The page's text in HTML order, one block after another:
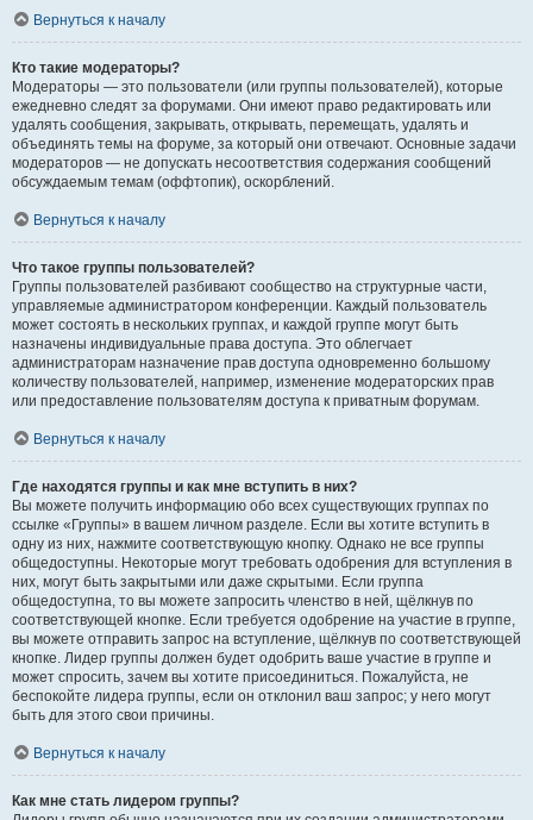
Вернуться к началу
Кто такие модераторы?
Модераторы — это пользователи (или группы пользователей), которые
ежедневно следят за форумами. Они имеют право редактировать или
удалять сообщения, закрывать, открывать, перемещать, удалять и
объединять темы на форуме, за который они отвечают. Основные задачи
модераторов — не допускать несоответствия содержания сообщений
обсуждаемым темам (оффтопик), оскорблений.
Вернуться к началу
Что такое группы пользователей?
Группы пользователей разбивают сообщество на структурные части,
управляемые администратором конференции. Каждый пользователь
может состоять в нескольких группах, и каждой группе могут быть
назначены индивидуальные права доступа. Это облегчает
администраторам назначение прав доступа одновременно большому
количеству пользователей, например, изменение модераторских прав
или предоставление пользователям доступа к приватным форумам.
Вернуться к началу
Где находятся группы и как мне вступить в них?
Вы можете получить информацию обо всех существующих группах по
ссылке «Группы» в вашем личном разделе. Если вы хотите вступить в
одну из них, нажмите соответствующую кнопку. Однако не все группы
общедоступны. Некоторые могут требовать одобрения для вступления в
них, могут быть закрытыми или даже скрытыми. Если группа
общедоступна, то вы можете запросить членство в ней, щёлкнув по
соответствующей кнопке. Если требуется одобрение на участие в группе,
вы можете отправить запрос на вступление, щёлкнув по соответствующей
кнопке. Лидер группы должен будет одобрить ваше участие в группе и
может спросить, зачем вы хотите присоединиться. Пожалуйста, не
беспокойте лидера группы, если он отклонил ваш запрос; у него могут
быть для этого свои причины.
Вернуться к началу
Как мне стать лидером группы?